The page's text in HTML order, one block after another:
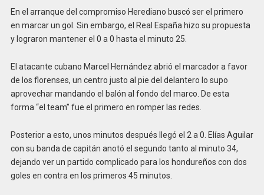
En el arranque del compromiso Herediano buscó ser el primero
en marcar un gol. Sin embargo, el Real España hizo su propuesta
y lograron mantener el 0 a 0 hasta el minuto 25.
El atacante cubano Marcel Hernández abrió el marcador a favor
de los florenses, un centro justo al pie del delantero lo supo
aprovechar mandando el balón al fondo del marco. De esta
forma “el team” fue el primero en romper las redes.
Posterior a esto, unos minutos después llegó el 2 a 0. Elías Aguilar
con su banda de capitán anotó el segundo tanto al minuto 34,
dejando ver un partido complicado para los hondureños con dos
goles en contra en los primeros 45 minutos.